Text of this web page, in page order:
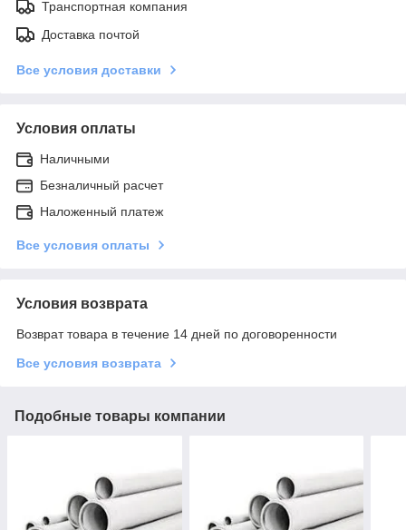
Транспортная компания
Доставка почтой
Все условия доставки
Условия оплаты
Наличными
Безналичный расчет
Наложенный платеж
Все условия оплаты
Условия возврата
Возврат товара в течение 14 дней по договоренности
Все условия возврата
Подобные товары компании